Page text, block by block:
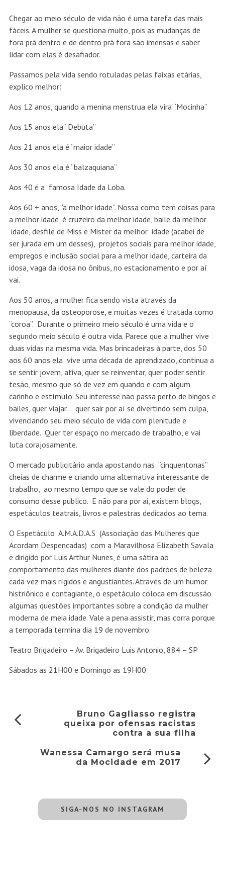
Chegar ao meio século de vida não é uma tarefa das mais
fáceis. A mulher se questiona muito, pois as mudanças de
fora prá dentro e de dentro prá fora são imensas e saber
lidar com elas é desafiador.
Passamos pela vida sendo rotuladas pelas faixas etárias,
explico melhor:
Aos 12 anos, quando a menina menstrua ela vira “Mocinha”
Aos 15 anos ela “Debuta”
Aos 21 anos ela é “maior idade”
Aos 30 anos ela é “balzaquiana”
Aos 40 é a famosa Idade da Loba.
Aos 60 + anos, “a melhor idade”. Nossa como tem coisas para
a melhor idade, é cruzeiro da melhor idade, baile da melhor
idade, desfile de Miss e Mister da melhor idade (acabei de
ser jurada em um desses), projetos sociais para melhor idade,
empregos e inclusão social para a melhor idade, carteira da
idosa, vaga da idosa no ônibus, no estacionamento e por aí
vai.
Aos 50 anos, a mulher fica sendo vista através da
menopausa, da osteoporose, e muitas vezes é tratada como
“coroa”. Durante o primeiro meio século é uma vida e o
segundo meio século é outra vida. Parece que a mulher vive
duas vidas na mesma vida. Mas brincadeiras à parte, dos 50
aos 60 anos ela vive uma década de aprendizado, continua a
se sentir jovem, ativa, quer se reinventar, quer poder sentir
tesão, mesmo que só de vez em quando e com algum
carinho e estímulo. Seu interesse não passa perto de bingos e
bailes, quer viajar… quer sair por aí se divertindo sem culpa,
vivenciando seu meio século de vida com plenitude e
liberdade. Quer ter espaço no mercado de trabalho, e vai
luta corajosamente.
O mercado publicitário anda apostando nas “cinquentonas”
cheias de charme e criando uma alternativa interessante de
trabalho, ao mesmo tempo que se vale do poder de
consumo desse publico. E não para por ai, existem blogs,
espetáculos teatrais, livros e palestras dedicados ao tema.
O Espetáculo A.M.A.D.A.S (Associação das Mulheres que
Acordam Despencadas) com a Maravilhosa Elizabeth Savala
e dirigido por Luis Arthur Nunes, é uma sátira ao
comportamento das mulheres diante dos padrões de beleza
cada vez mais rígidos e angustiantes. Através de um humor
histriônico e contagiante, o espetáculo coloca em discussão
algumas questões importantes sobre a condição da mulher
moderna de meia idade. Vale a pena assistir, mas corra porque
a temporada termina dia 19 de novembro.
Teatro Brigadeiro – Av. Brigadeiro Luis Antonio, 884 – SP
Sábados as 21H00 e Domingo as 19H00
Bruno Gagliasso registra
queixa por ofensas racistas
contra a sua filha
Wanessa Camargo será musa
da Mocidade em 2017
SIGA-NOS NO INSTAGRAM